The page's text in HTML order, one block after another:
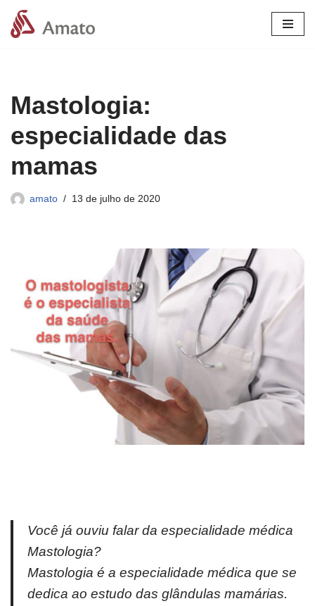
Pular
Mastologia:
especialidade das
mamas
amato 13 de julho de 2020
Você já ouviu falar da especialidade médica
Mastologia?
Mastologia é a especialidade médica que se
dedica ao estudo das glândulas mamárias.